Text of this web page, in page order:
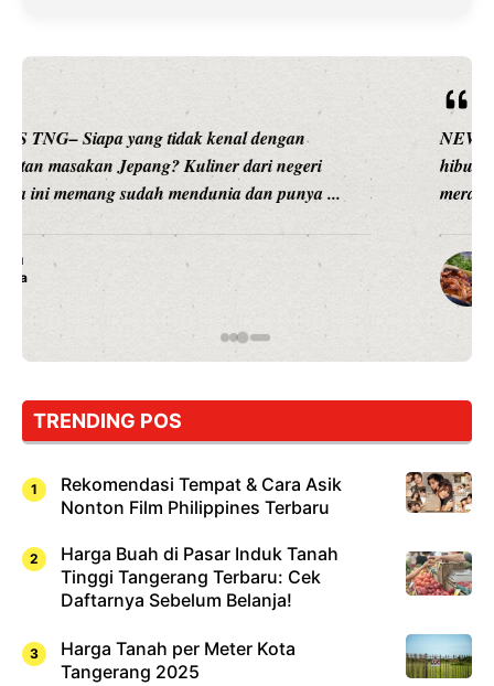
NEWS TNG– Siapa sangka, dua nama besar di dunia
hiburan, Nunung Srimulat dan Vicky Prasetyo, kini
merambah dunia kuliner dengan ...
Nunung Srimulat & Vicky Prasetyo Buka Restoran
Rahasia Mami Bikin Nagih!
TRENDING POS
Rekomendasi Tempat & Cara Asik
Nonton Film Philippines Terbaru
Harga Buah di Pasar Induk Tanah
Tinggi Tangerang Terbaru: Cek
Daftarnya Sebelum Belanja!
Harga Tanah per Meter Kota
Tangerang 2025